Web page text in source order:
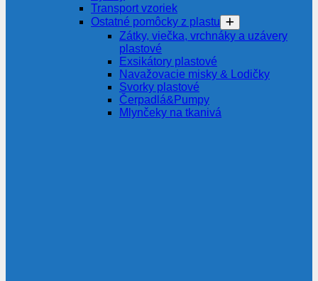
Transport vzoriek
Ostatné pomôcky z plastu
Zátky, viečka, vrchnáky a uzávery
plastové
Exsikátory plastové
Navažovacie misky & Lodičky
Svorky plastové
Čerpadlá&Pumpy
Mlynčeky na tkanivá